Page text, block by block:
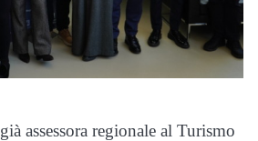
già assessora regionale al Turismo